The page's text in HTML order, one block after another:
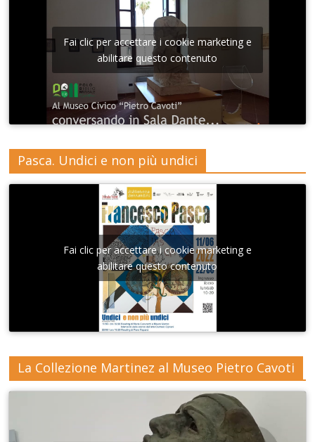
Fai clic per accettare i cookie marketing e
abilitare questo contenuto
Pasca. Undici e non più undici
Fai clic per accettare i cookie marketing e
abilitare questo contenuto
La Collezione Martinez al Museo Pietro Cavoti